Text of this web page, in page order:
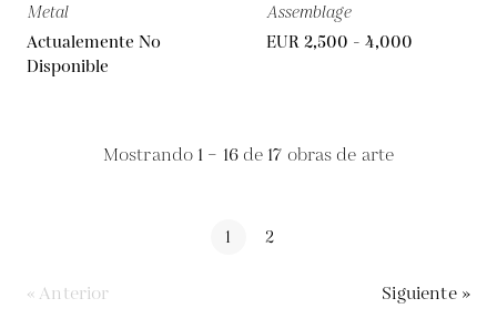
Metal
Actualemente No
Disponible
Assemblage
EUR 2,500 - 4,000
Mostrando 1 – 16de 17 obras de arte
1 2
« Anterior Siguiente »